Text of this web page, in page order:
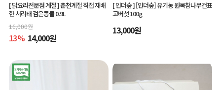
[ 닭요리전문점 계절 ]춘천계절 직접 재배
한 서리태 검은콩물 0.9L
16,000원
13% 14,000원
[ 인더숲 ][인더숲] 유기농 원목참나무건표
고버섯 100g
13,000원